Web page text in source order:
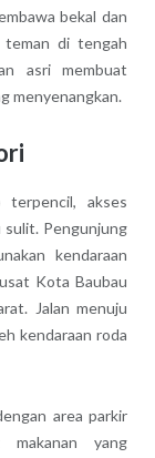
bekal dan
teman di tengah
asri membuat
menyenangkan.
akses
Pengunjung
kendaraan
Kota Baubau
Jalan menuju
kendaraan roda
area parkir
makanan yang